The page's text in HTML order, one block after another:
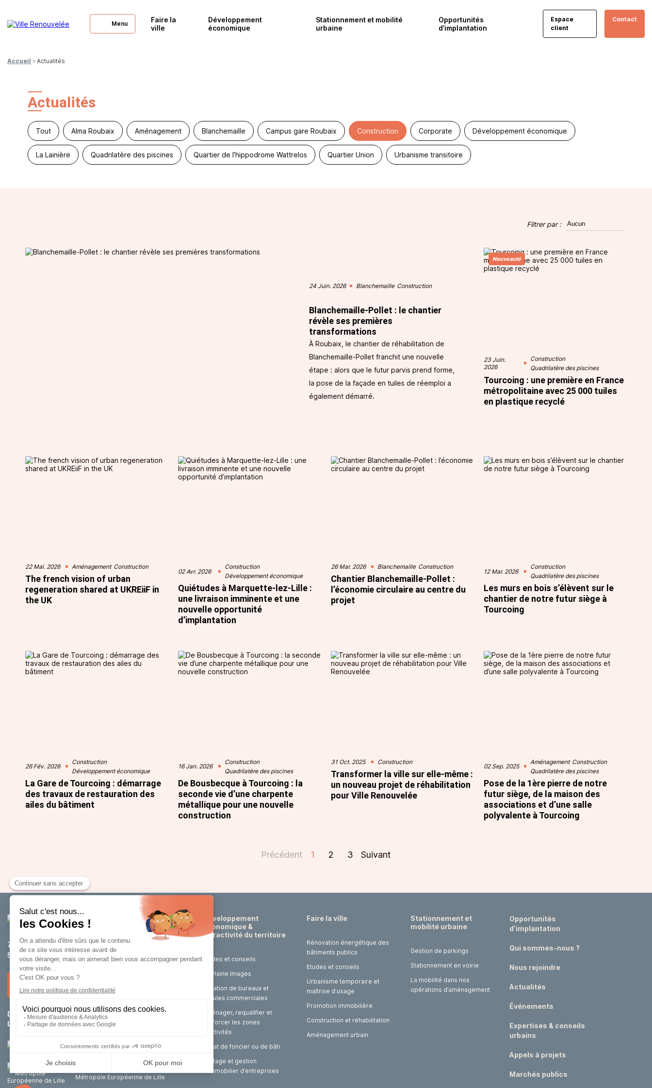
Menu
Faire la
ville
Développement
économique
Stationnement et mobilité
urbaine
Opportunités
d’implantation
Espace
client
Contact
Accueil » Actualités
Actualités
Tout Alma Roubaix Aménagement Blanchemaille Campus gare Roubaix Construction Corporate Développement économique
La Lainière Quadrilatère des piscines Quartier de l’hippodrome Wattrelos Quartier Union Urbanisme transitoire
Filtrer par :
24 Juin. 2026 Blanchemaille Construction
Blanchemaille-Pollet : le chantier
révèle ses premières
transformations
À Roubaix, le chantier de réhabilitation de
Blanchemaille-Pollet franchit une nouvelle
étape : alors que le futur parvis prend forme,
la pose de la façade en tuiles de réemploi a
également démarré.
Nouveauté
23 Juin.
2026
Construction
Quadrilatère des piscines
Tourcoing : une première en France
métropolitaine avec 25 000 tuiles
en plastique recyclé
22 Mai. 2026 Aménagement Construction
The french vision of urban
regeneration shared at UKREiiF in
the UK
02 Avr. 2026
Construction
Développement économique
Quiétudes à Marquette-lez-Lille :
une livraison imminente et une
nouvelle opportunité
d’implantation
26 Mar. 2026 Blanchemaille Construction
Chantier Blanchemaille-Pollet :
l’économie circulaire au centre du
projet
12 Mar. 2026
Construction
Quadrilatère des piscines
Les murs en bois s’élèvent sur le
chantier de notre futur siège à
Tourcoing
26 Fév. 2026
Construction
Développement économique
La Gare de Tourcoing : démarrage
des travaux de restauration des
ailes du bâtiment
16 Jan. 2026
Construction
Quadrilatère des piscines
De Bousbecque à Tourcoing : la
seconde vie d’une charpente
métallique pour une nouvelle
construction
31 Oct. 2025 Construction
Transformer la ville sur elle-même :
un nouveau projet de réhabilitation
pour Ville Renouvelée
02 Sep. 2025
Aménagement Construction
Quadrilatère des piscines
Pose de la 1ère pierre de notre
futur siège, de la maison des
associations et d’une salle
polyvalente à Tourcoing
Précédent 1 2 3 Suivant
75 rue de Tournai
59200 Tourcoing
Du lundi au jeudi :8h30 – 12h / 14h – 18h
Le vendredi :8h30 – 12h / 14h – 17h
Métropole Européenne de Lille
Développement
économique &
attractivité du territoire
Etudes et conseils
La Plaine Images
Location de bureaux et
cellules commerciales
Aménager, requalifier et
renforcer les zones
d’activités
Achat de foncier ou de bâti
Portage et gestion
d’immobilier d’entreprises
Faire la ville
Rénovation énergétique des
bâtiments publics
Etudes et conseils
Urbanisme temporaire et
maîtrise d’usage
Promotion immobilière
Construction et réhabilitation
Aménagement urbain
Stationnement et
mobilité urbaine
Gestion de parkings
Stationnement en voirie
La mobilité dans nos
opérations d’aménagement
Opportunités
d’implantation
Qui sommes-nous ?
Nous rejoindre
Actualités
Événements
Expertises & conseils
urbains
Appels à projets
Marchés publics